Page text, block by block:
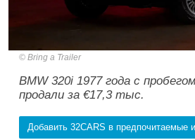
Bring a Trailer
BMW 320i 1977 года с
продали за €17,3 тыс.
Добавить 32CARS в предпочитаемые